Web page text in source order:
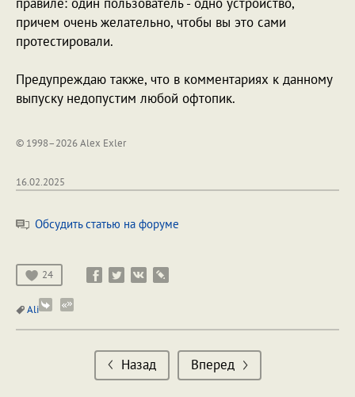
причем очень желательно, чтобы вы это сами
протестировали.
Предупреждаю также, что в комментариях к данному
выпуску недопустим любой офтопик.
© 1998–2026 Alex Exler
16.02.2025
Обсудить статью на форуме
24
Ali
Назад Вперед